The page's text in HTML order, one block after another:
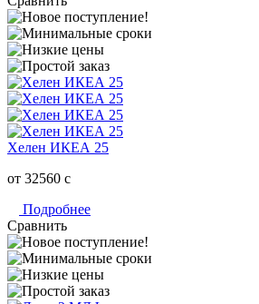
Хелен ИКЕА 25
от 32560 c
Подробнее
Сравнить